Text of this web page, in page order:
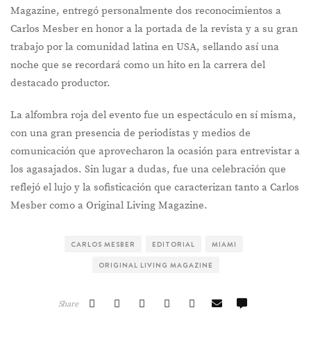
Magazine, entregó personalmente dos reconocimientos a
Carlos Mesber en honor a la portada de la revista y a su gran
trabajo por la comunidad latina en USA, sellando así una
noche que se recordará como un hito en la carrera del
destacado productor.
La alfombra roja del evento fue un espectáculo en sí misma,
con una gran presencia de periodistas y medios de
comunicación que aprovecharon la ocasión para entrevistar a
los agasajados. Sin lugar a dudas, fue una celebración que
reflejó el lujo y la sofisticación que caracterizan tanto a Carlos
Mesber como a Original Living Magazine.
CARLOS MESBER EDITORIAL MIAMI
ORIGINAL LIVING MAGAZINE
Share